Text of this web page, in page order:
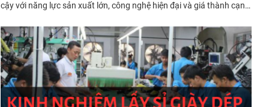
cậy với năng lực sản xuất lớn, công nghệ hiện đại và giá thành cạnh